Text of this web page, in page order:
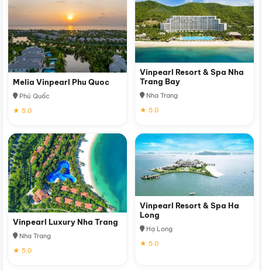
Melia Vinpearl Phu Quoc
Phú Quốc
★ 5.0
Vinpearl Resort & Spa Nha
Trang Bay
Nha Trang
★ 5.0
Vinpearl Luxury Nha Trang
Nha Trang
★ 5.0
Vinpearl Resort & Spa Ha
Long
Hạ Long
★ 5.0